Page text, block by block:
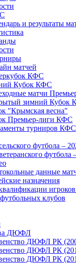
и результаты
матчей
КФС
Кубок КФС
матчи
зимний Кубок
"Крымская весна"
Премьер-лиги КФС
турниров КФС
футбола –
футбола
данные
назначения
клубов
ДЮФЛ
ДЮФЛ РК
ДЮФЛ РК
ДЮФЛ РК